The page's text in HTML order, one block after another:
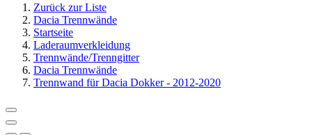
Zurück zur Liste
Dacia Trennwände
Startseite
Laderaumverkleidung
Trennwände/Trenngitter
Dacia Trennwände
Trennwand für Dacia Dokker - 2012-2020